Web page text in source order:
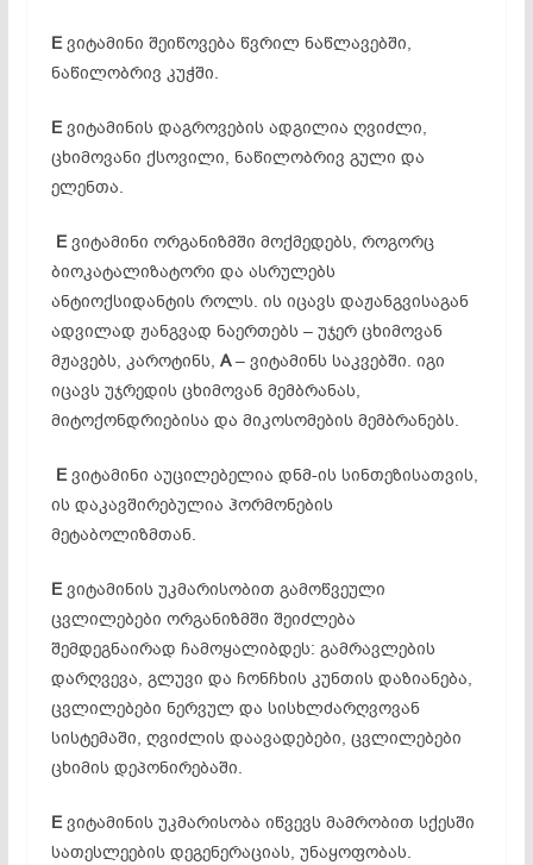
Eვიტამინი შეიწოვება წვრილ ნაწლავებში,
ნაწილობრივ კუჭში.
Eვიტამინის დაგროვების ადგილია ღვიძლი,
ცხიმოვანი ქსოვილი, ნაწილობრივ გული და
ელენთა.
Eვიტამინი ორგანიზმში მოქმედებს, როგორც
ბიოკატალიზატორი და ასრულებს
ანტიოქსიდანტის როლს. ის იცავს დაჟანგვისაგან
ადვილად ჟანგვად ნაერთებს – უჯერ ცხიმოვან
მჟავებს, კაროტინს, A– ვიტამინს საკვებში. იგი
იცავს უჯრედის ცხიმოვან მემბრანას,
მიტოქონდრიებისა და მიკოსომების მემბრანებს.
Eვიტამინი აუცილებელია დნმ-ის სინთეზისათვის,
ის დაკავშირებულია ჰორმონების
მეტაბოლიზმთან.
Eვიტამინის უკმარისობით გამოწვეული
ცვლილებები ორგანიზმში შეიძლება
შემდეგნაირად ჩამოყალიბდეს: გამრავლების
დარღვევა, გლუვი და ჩონჩხის კუნთის დაზიანება,
ცვლილებები ნერვულ და სისხლძარღვოვან
სისტემაში, ღვიძლის დაავადებები, ცვლილებები
ცხიმის დეპონირებაში.
Eვიტამინის უკმარისობა იწვევს მამრობით სქესში
სათესლეების დეგენერაციას, უნაყოფობას.